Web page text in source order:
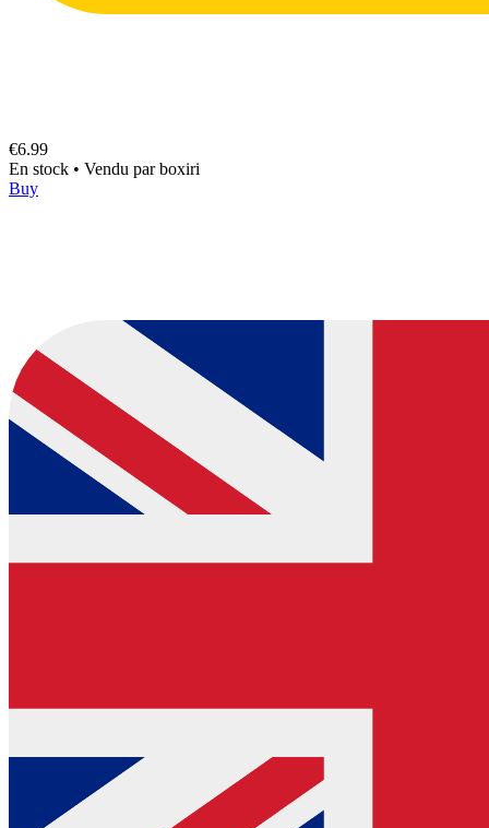
€6.99
En stock • Vendu parboxiri
Buy